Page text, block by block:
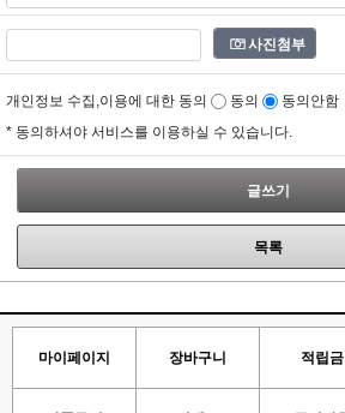
사진첨부
개인정보 수집,이용에 대한 동의 동의 동의안함
* 동의하셔야 서비스를 이용하실 수 있습니다.
글쓰기
목록
마이페이지 장바구니 적립금